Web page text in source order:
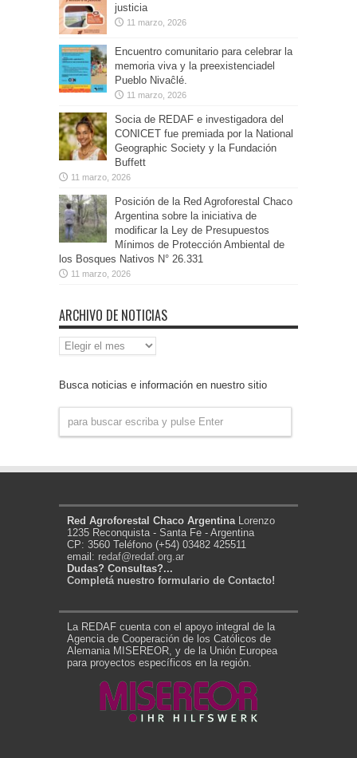
justicia
11 marzo, 2026
Encuentro comunitario para celebrar la
memoria viva y la preexistenciadel
Pueblo Nivaĉlé.
11 marzo, 2026
Socia de REDAF e investigadora del
CONICET fue premiada por la National
Geographic Society y la Fundación
Buffett
11 marzo, 2026
Posición de la Red Agroforestal Chaco
Argentina sobre la iniciativa de
modificar la Ley de Presupuestos
Mínimos de Protección Ambiental de
los Bosques Nativos N° 26.331
11 marzo, 2026
ARCHIVO DE NOTICIAS
Archivo
de
Busca noticias e información en nuestro sitio
Red Agroforestal Chaco Argentina Lorenzo
1235 Reconquista - Santa Fe - Argentina
CP: 3560 Teléfono (+54) 03482 425511
email: redaf@redaf.org.ar
Dudas? Consultas?...
Completá nuestro formulario de Contacto!
La REDAF cuenta con el apoyo integral de la
Agencia de Cooperación de los Católicos de
Alemania MISEREOR, y de la Unión Europea
para proyectos específicos en la región.